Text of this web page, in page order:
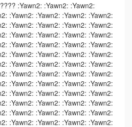
:Yawn2: :Yawn2: :Yawn2:
:Yawn2: :Yawn2: :Yawn2: :Yawn2:
:Yawn2: :Yawn2: :Yawn2: :Yawn2:
:Yawn2: :Yawn2: :Yawn2: :Yawn2:
:Yawn2: :Yawn2: :Yawn2: :Yawn2:
:Yawn2: :Yawn2: :Yawn2: :Yawn2:
:Yawn2: :Yawn2: :Yawn2: :Yawn2:
:Yawn2: :Yawn2: :Yawn2: :Yawn2:
:Yawn2: :Yawn2: :Yawn2: :Yawn2:
:Yawn2: :Yawn2: :Yawn2: :Yawn2:
:Yawn2: :Yawn2: :Yawn2: :Yawn2:
:Yawn2: :Yawn2: :Yawn2: :Yawn2:
:Yawn2: :Yawn2: :Yawn2: :Yawn2: